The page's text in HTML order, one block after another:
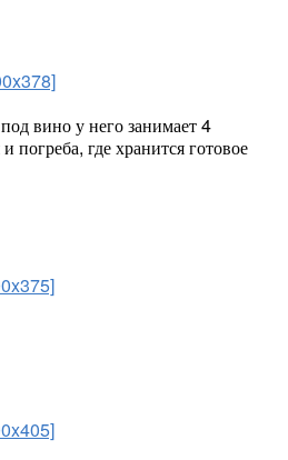
вино у него занимает 4
погреба, где хранится готовое